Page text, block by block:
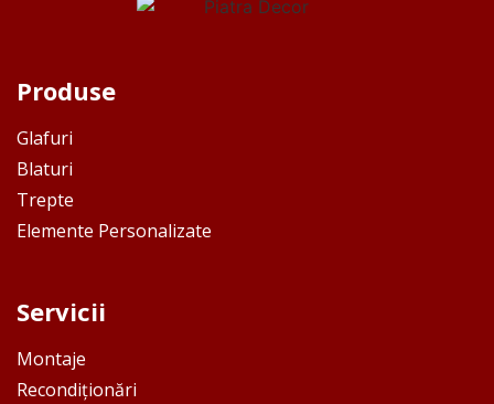
Produse
Glafuri
Blaturi
Trepte
Elemente Personalizate
Servicii
Montaje
Recondiționări